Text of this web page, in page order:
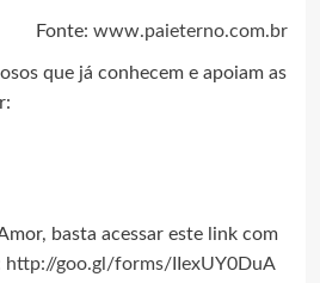
Fonte: www.paieterno.com.br
que já conhecem e apoiam as
basta acessar este link com
http://goo.gl/forms/IIexUY0DuA